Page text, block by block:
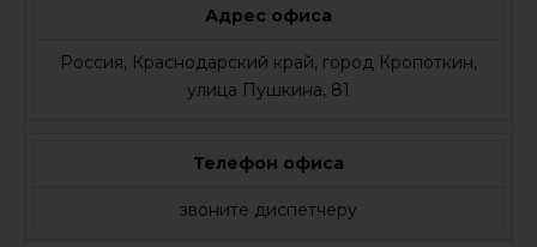
Адрес офиса
Россия, Краснодарский край, город Кропоткин,
улица Пушкина, 81
Телефон офиса
звоните диспетчеру